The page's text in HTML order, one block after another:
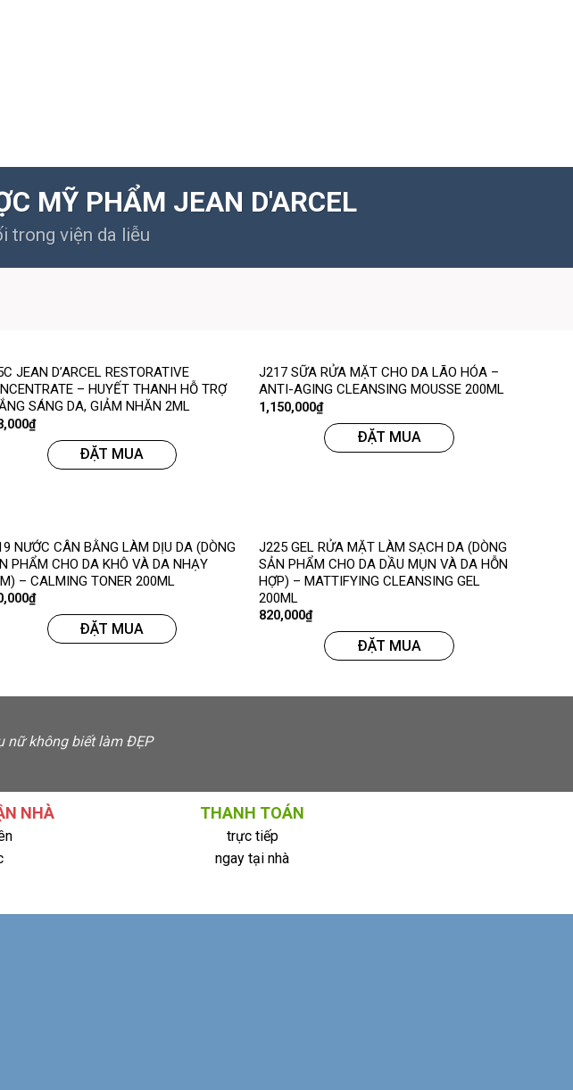
MỸ PHẨM JEAN D'ARCEL
trong viện da liễu
JEAN D’ARCEL RESTORATIVE
– HUYẾT THANH HỖ TRỢ
SÁNG DA, GIẢM NHĂN 2ML
₫
ĐẶT MUA
J217 SỮA RỬA MẶT CHO DA LÃO HÓA –
ANTI-AGING CLEANSING MOUSSE 200ML
1,150,000₫
ĐẶT MUA
NƯỚC CÂN BẰNG LÀM DỊU DA (DÒNG
PHẨM CHO DA KHÔ VÀ DA NHẠY
– CALMING TONER 200ML
₫
ĐẶT MUA
J225 GEL RỬA MẶT LÀM SẠCH DA (DÒNG
SẢN PHẨM CHO DA DẦU MỤN VÀ DA HỖN
HỢP) – MATTIFYING CLEANSING GEL
200ML
820,000₫
ĐẶT MUA
nữ không biết làm ĐẸP
NHÀ THANH TOÁN
trực tiếp
ngay tại nhà